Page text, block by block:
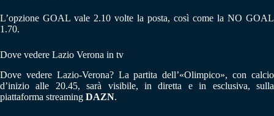
L’opzione GOAL vale 2.10 volte la posta, così come la NO GOAL
1.70.
Dove vedere Lazio Verona in tv
Dove vedere Lazio-Verona? La partita dell’«Olimpico», con calcio
d’inizio alle 20.45, sarà visibile, in diretta e in esclusiva, sulla
piattaforma streaming DAZN.